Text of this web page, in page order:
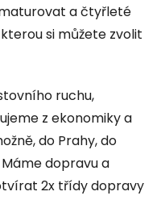
a čtyřleté
si můžete zvolit
ruchu,
z ekonomiky a
do Prahy, do
dopravu a
2x třídy dopravy